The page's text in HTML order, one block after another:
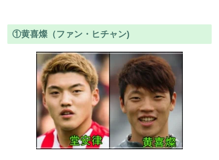
①黄喜燦（ファン・ヒチャン)